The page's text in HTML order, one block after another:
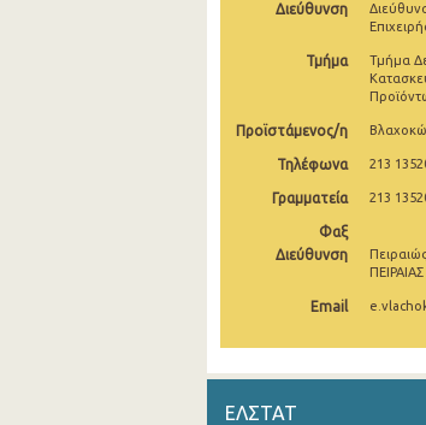
1o Τρίμηνο 2022
4o Τρίμηνο 2021
3o Τρίμηνο 2021
1o Τρίμηνο 2021
4o Τρίμηνο 2020
3o Τρίμηνο 2020
4o Τρίμηνο 2019
Διεύθυνση
Τμήμα
Τμήμα
Προϊστάμενος/η
Τηλέφωνα 213
Γραμματεία 213
Φαξ
Διεύθυνση
ΠΕΙΡΑΙΑΣ
Email
ΕΛΣΤΑΤ